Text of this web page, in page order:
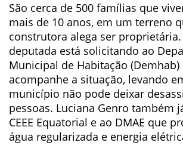
São cerca de 500 famílias que
mais de 10 anos, em um terreno
construtora alega ser
deputada está solicitando ao
Municipal de Habitação (Demhab)
acompanhe a situação, levando
município não pode deixar
pessoas. Luciana Genro também
CEEE Equatorial e ao DMAE que
água regularizada e energia